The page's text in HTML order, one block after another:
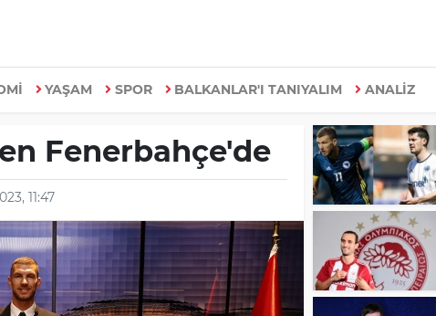
YAŞAM SPOR BALKANLAR'I TANIYALIM ANALİZ
Fenerbahçe'de
11:47